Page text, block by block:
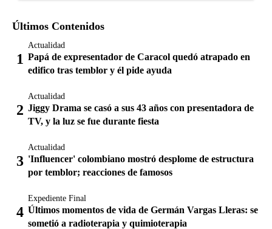
Últimos Contenidos
Actualidad
Papá de expresentador de Caracol quedó atrapado en
edifico tras temblor y él pide ayuda
Actualidad
Jiggy Drama se casó a sus 43 años con presentadora de
TV, y la luz se fue durante fiesta
Actualidad
'Influencer' colombiano mostró desplome de estructura
por temblor; reacciones de famosos
Expediente Final
Últimos momentos de vida de Germán Vargas Lleras: se
sometió a radioterapia y quimioterapia